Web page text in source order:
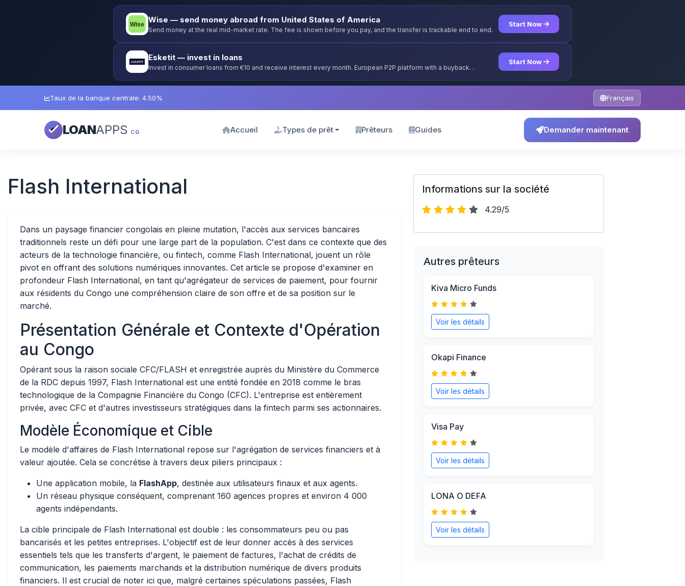
Wise — send money abroad from United States of America
Send money at the real mid-market rate. The fee is shown before you pay, and the transfer is trackable end to end.
Start Now
Esketit — invest in loans
Invest in consumer loans from €10 and receive interest every month. European P2P platform with a buyback
Start Now
Taux de la banque centrale: 4.50% Français
LOANAPPS CG Accueil Types de prêt Prêteurs Guides Demander maintenant
Flash International
Dans un paysage financier congolais en pleine mutation, l'accès aux services bancaires
traditionnels reste un défi pour une large part de la population. C'est dans ce contexte que des
acteurs de la technologie financière, ou fintech, comme Flash International, jouent un rôle
pivot en offrant des solutions numériques innovantes. Cet article se propose d'examiner en
profondeur Flash International, en tant qu'agrégateur de services de paiement, pour fournir
aux résidents du Congo une compréhension claire de son offre et de sa position sur le
marché.
Présentation Générale et Contexte d'Opération
au Congo
Opérant sous la raison sociale CFC/FLASH et enregistrée auprès du Ministère du Commerce
de la RDC depuis 1997, Flash International est une entité fondée en 2018 comme le bras
technologique de la Compagnie Financière du Congo (CFC). L'entreprise est entièrement
privée, avec CFC et d'autres investisseurs stratégiques dans la fintech parmi ses actionnaires.
Modèle Économique et Cible
Le modèle d'affaires de Flash International repose sur l'agrégation de services financiers et à
valeur ajoutée. Cela se concrétise à travers deux piliers principaux :
Une application mobile, la FlashApp, destinée aux utilisateurs finaux et aux agents.
Un réseau physique conséquent, comprenant 160 agences propres et environ 4 000
agents indépendants.
La cible principale de Flash International est double : les consommateurs peu ou pas
bancarisés et les petites entreprises. L'objectif est de leur donner accès à des services
essentiels tels que les transferts d'argent, le paiement de factures, l'achat de crédits de
communication, les paiements marchands et la distribution numérique de divers produits
financiers. Il est crucial de noter ici que, malgré certaines spéculations passées, Flash
Informations sur la société
4.29/5
Autres prêteurs
Kiva Micro Funds
Voir les détails
Okapi Finance
Voir les détails
Visa Pay
Voir les détails
LONA O DEFA
Voir les détails